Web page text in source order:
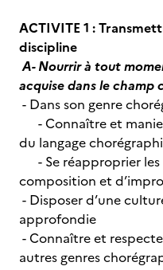
ACTIVITE 1 :
discipline
A- Nourrir à tout
acquise dans le champ
- Dans son genre
- Connaître et
du langage
- Se réapproprier les
composition et
- Disposer d’une
approfondie
- Connaître et
autres genres